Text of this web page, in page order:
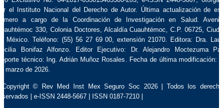
el Instituto Nacional del Derecho de Autor. Última actualización de
a cargo de la Coordinación de Investigación en Salud.
330, Colonia Doctores, Alcaldía Cuauhtémoc, C.P. 06725,
México. Teléfono: (55) 56 27 69 00, extensión 21070. Editora: Dra.
Bonifaz Alfonzo. Editor Ejecutivo: Dr. Alejandro Moctezuma
técnico: Ing. Adrián Muñoz Rosales. Fecha de última modificación:
marzo de 2026.
© Rev Med Inst Mex Seguro Soc 2026 | Todos los
| e-ISSN 2448-5667 | ISSN 0187-7210 |